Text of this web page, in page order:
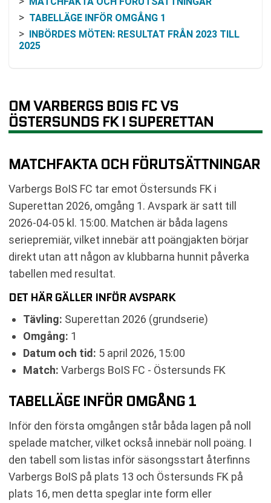
TABELLÄGE INFÖR OMGÅNG 1
INBÖRDES MÖTEN: RESULTAT FRÅN 2023 TILL
2025
MARKNADEN
SÅ KAN DU FÖLJA MATCHEN PÅ TV OCH ONLINE
VANLIGA FRÅGOR OM VARBERGS BOIS FC VS
ÖSTERSUNDS FK
TABELL
RELATERADE NYHETER
OM VARBERGS BOIS FC VS
ÖSTERSUNDS FK I SUPERETTAN
MATCHFAKTA OCH FÖRUTSÄTTNINGAR
Varbergs BoIS FC tar emot Östersunds FK i
Superettan 2026, omgång 1. Avspark är satt till
2026-04-05 kl. 15:00. Matchen är båda lagens
seriepremiär, vilket innebär att poängjakten börjar
direkt utan att någon av klubbarna hunnit påverka
tabellen med resultat.
DET HÄR GÄLLER INFÖR AVSPARK
Tävling: Superettan 2026 (grundserie)
Omgång: 1
Datum och tid: 5 april 2026, 15:00
Match: Varbergs BoIS FC - Östersunds FK
TABELLÄGE INFÖR OMGÅNG 1
Inför den första omgången står båda lagen på noll
spelade matcher, vilket också innebär noll poäng. I
den tabell som listas inför säsongsstart återfinns
Varbergs BoIS på plats 13 och Östersunds FK på
plats 16, men detta speglar inte form eller